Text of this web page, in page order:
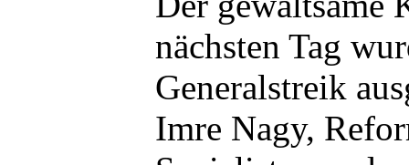
nächsten Tag
Generalstreik
Imre Nagy,